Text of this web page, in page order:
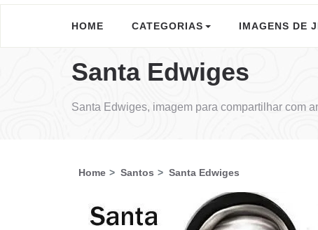
HOME CATEGORIAS IMAGENS DE
Santa Edwiges
Santa Edwiges, imagem para compartilhar com
Home Santos Santa Edwiges